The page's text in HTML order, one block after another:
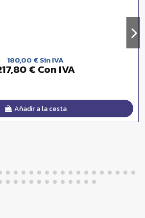
180,00 € Sin IVA
€ Con IVA
Añadir a la cesta